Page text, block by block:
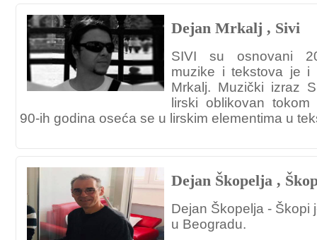
Dejan Mrkalj , Sivi
SIVI su osnovani
muzike i tekstova je i
Mrkalj. Muzički izraz
lirski oblikovan
90-ih godina oseća se u lirskim elementima u
Dejan Škopelja ,
Dejan Škopelja - Škopi
u Beogradu.